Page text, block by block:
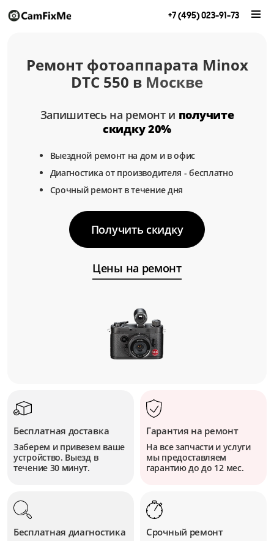
+7 (495) 023-91-73
Ремонт фотоаппарата Minox
DTC 550 в Москве
Запишитесь на ремонт и получите
скидку 20%
Выездной ремонт на дом и в офис
Диагностика от производителя - бесплатно
Срочный ремонт в течение дня
Получить скидку
Цены на ремонт
Бесплатная доставка
Заберем и привезем ваше
устройство. Выезд в
течение 30 минут.
Гарантия на ремонт
На все запчасти и услуги
мы предоставляем
гарантию до до 12 мес.
Бесплатная диагностика Срочный ремонт